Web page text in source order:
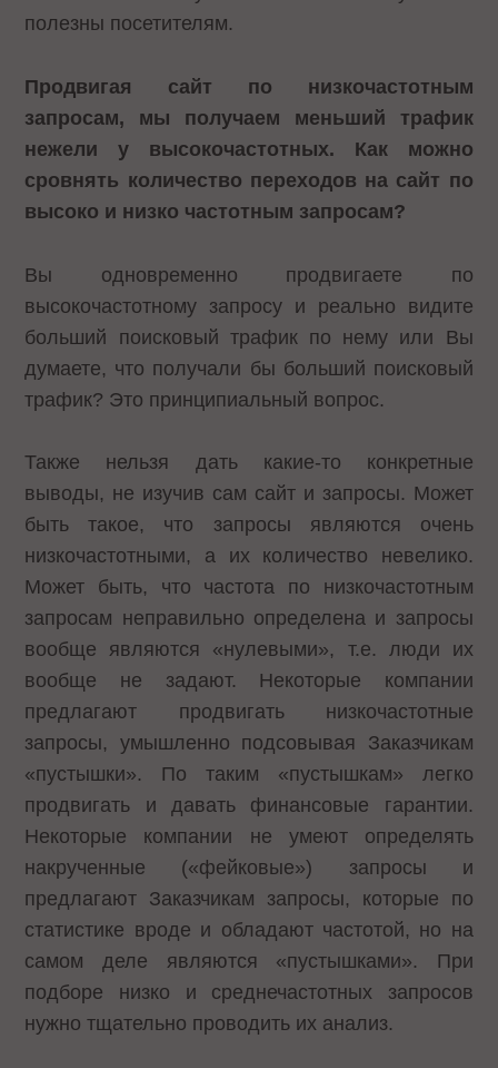
полезны посетителям.
Продвигая сайт по низкочастотным
запросам, мы получаем меньший трафик
нежели у высокочастотных. Как можно
сровнять количество переходов на сайт по
высоко и низко частотным запросам?
Вы одновременно продвигаете по
высокочастотному запросу и реально видите
больший поисковый трафик по нему или Вы
думаете, что получали бы больший поисковый
трафик? Это принципиальный вопрос.
Также нельзя дать какие-то конкретные
выводы, не изучив сам сайт и запросы. Может
быть такое, что запросы являются очень
низкочастотными, а их количество невелико.
Может быть, что частота по низкочастотным
запросам неправильно определена и запросы
вообще являются «нулевыми», т.е. люди их
вообще не задают. Некоторые компании
предлагают продвигать низкочастотные
запросы, умышленно подсовывая Заказчикам
«пустышки». По таким «пустышкам» легко
продвигать и давать финансовые гарантии.
Некоторые компании не умеют определять
накрученные («фейковые») запросы и
предлагают Заказчикам запросы, которые по
статистике вроде и обладают частотой, но на
самом деле являются «пустышками». При
подборе низко и среднечастотных запросов
нужно тщательно проводить их анализ.